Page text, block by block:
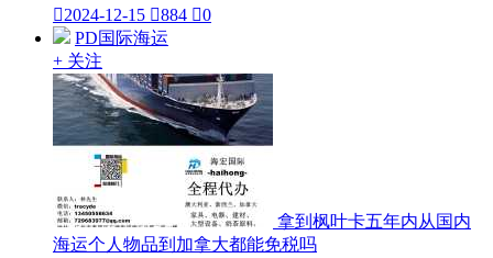
2024-12-15 884 0
PD国际海运
+ 关注
拿到枫叶卡五年内从国内
海运个人物品到加拿大都能免税吗